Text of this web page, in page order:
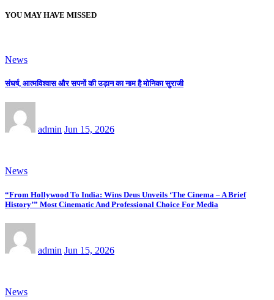
YOU MAY HAVE MISSED
News
संघर्ष, आत्मविश्वास और सपनों की उड़ान का नाम है मोनिका सुराजी
admin Jun 15, 2026
News
“From Hollywood To India: Wins Deus Unveils ‘The Cinema – A Brief
History’” Most Cinematic And Professional Choice For Media
admin Jun 15, 2026
News